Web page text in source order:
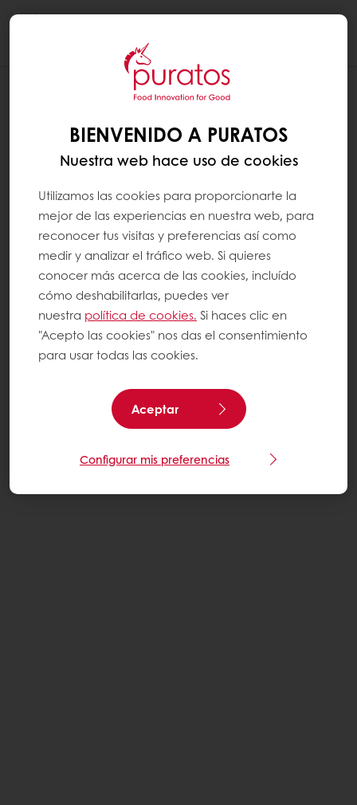
BIENVENIDO A PURATOS
Nuestra web hace uso de cookies
Utilizamos las cookies para proporcionarte la
mejor de las experiencias en nuestra web, para
reconocer tus visitas y preferencias así como
medir y analizar el tráfico web. Si quieres
conocer más acerca de las cookies, incluído
cómo deshabilitarlas, puedes ver
nuestra política de cookies. Si haces clic en
"Acepto las cookies" nos das el consentimiento
para usar todas las cookies.
Aceptar
Configurar mis preferencias